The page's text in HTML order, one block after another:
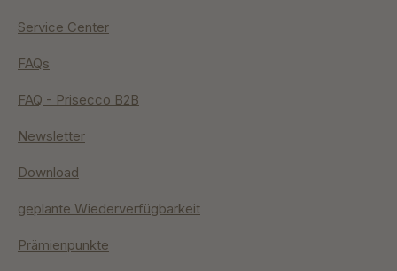
Service Center
FAQs
FAQ - Prisecco B2B
Newsletter
Download
geplante Wiederverfügbarkeit
Prämienpunkte